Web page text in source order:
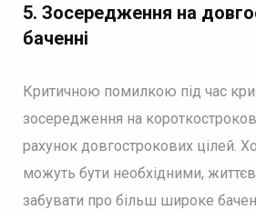
5. Зосередження на
баченні
Критичною помилкою під час
зосередження на
рахунок довгострокових цілей.
можуть бути необхідними,
забувати про більш широке